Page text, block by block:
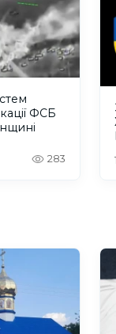
ФСБ
283